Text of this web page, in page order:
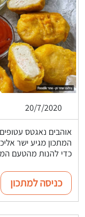
20/7/2020
אוהבים נאגטס
המתכון מגיע ישר
כדי להנות מהטעם
כניסה למתכון